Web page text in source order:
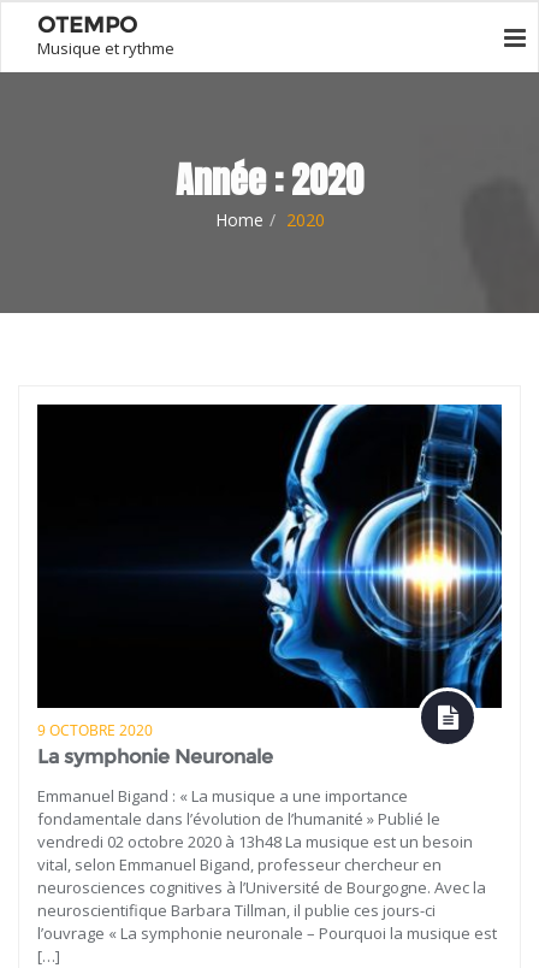
OTEMPO
Musique et rythme
Année :2020
Home 2020
9 OCTOBRE 2020
La symphonie Neuronale
Emmanuel Bigand : « La musique a une importance
fondamentale dans l’évolution de l’humanité » Publié le
vendredi 02 octobre 2020 à 13h48 La musique est un besoin
vital, selon Emmanuel Bigand, professeur chercheur en
neurosciences cognitives à l’Université de Bourgogne. Avec la
neuroscientifique Barbara Tillman, il publie ces jours-ci
l’ouvrage « La symphonie neuronale – Pourquoi la musique est
[…]